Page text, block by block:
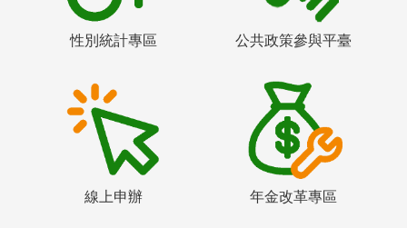
性別統計專區 公共政策參與平臺
線上申辦 年金改革專區